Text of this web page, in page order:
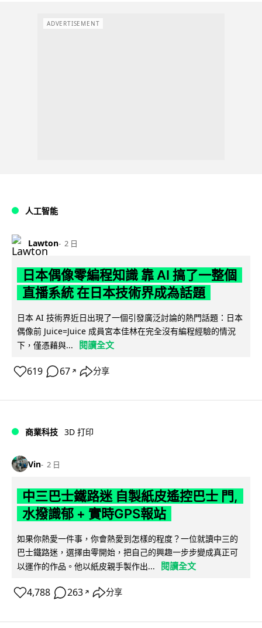
ADVERTISEMENT
人工智能
Lawton 2 日
日本偶像零編程知識 靠 AI 搞了一整個
直播系統 在日本技術界成為話題
日本 AI 技術界近日出現了一個引發廣泛討論的熱門話題：日本
偶像前 Juice=Juice 成員宮本佳林在完全沒有編程經驗的情況
下，僅憑藉與...
閱讀全文
619 67 ↗ 分享
商業科技 3D 打印
Vin 2 日
中三巴士鐵路迷 自製紙皮遙控巴士 門,
水撥識郁 + 實時GPS報站
如果你熱愛一件事，你會熱愛到怎樣的程度？一位就讀中三的
巴士鐵路迷，選擇由零開始，把自己的興趣一步步變成真正可
以運作的作品。他以紙皮親手製作出...
閱讀全文
4,788 263 ↗ 分享